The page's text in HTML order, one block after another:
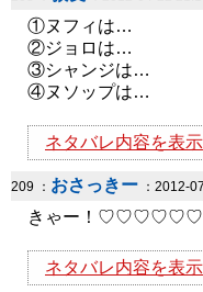
①ヌフィは…
②ジョロは…
③シャンジは…
④ヌソップは…
ネタバレ内容を表示
209 ： おさっきー ：2012-
きゃー！
ネタバレ内容を表示